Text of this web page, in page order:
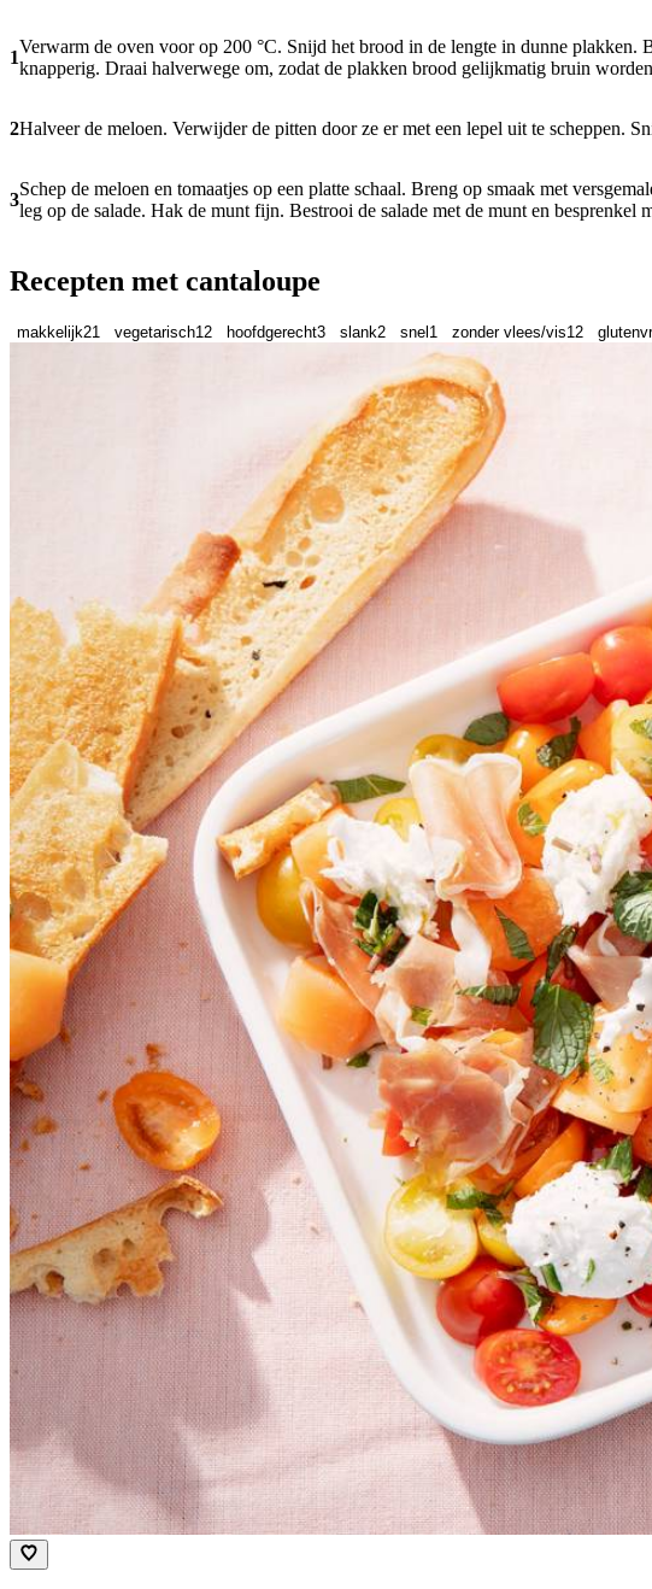
1
Verwarm de oven voor op 200 °C. Snijd het brood in de lengte in dunne
knapperig. Draai halverwege om, zodat de plakken brood gelijkmatig bruin
2Halveer de meloen. Verwijder de pitten door ze er met een lepel uit te scheppen.
3
Schep de meloen en tomaatjes op een platte schaal. Breng op smaak met
leg op de salade. Hak de munt fijn. Bestrooi de salade met de munt en besprenkel
Recepten met cantaloupe
makkelijk21 vegetarisch12 hoofdgerecht3 slank2 snel 1 zonder vlees/vis12